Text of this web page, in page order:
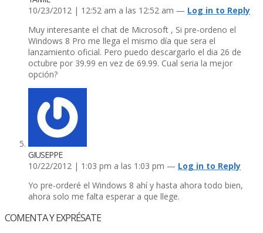
10/23/2012 | 12:52 am a las 12:52 am — Log in to Reply
Muy interesante el chat de Microsoft , Si pre-ordeno el
Windows 8 Pro me llega el mismo dí­a que sera el
lanzamiento oficial. Pero puedo descargarlo el dia 26 de
octubre por 39.99 en vez de 69.99. Cual seria la mejor
opción?
GIUSEPPE
10/22/2012 | 1:03 pm a las 1:03 pm — Log in to Reply
Yo pre-orderé el Windows 8 ahí­ y hasta ahora todo bien,
ahora solo me falta esperar a que llege.
COMENTA Y EXPRÉSATE